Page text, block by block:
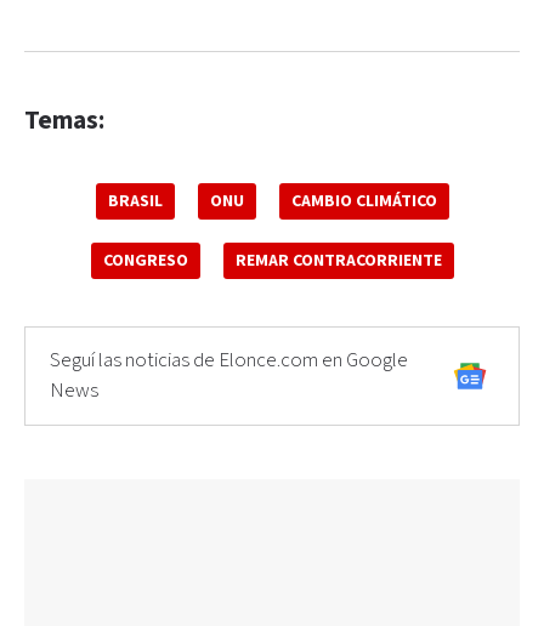
Temas:
BRASIL ONU CAMBIO CLIMÁTICO
CONGRESO REMAR CONTRACORRIENTE
Seguí las noticias de Elonce.com en Google
News